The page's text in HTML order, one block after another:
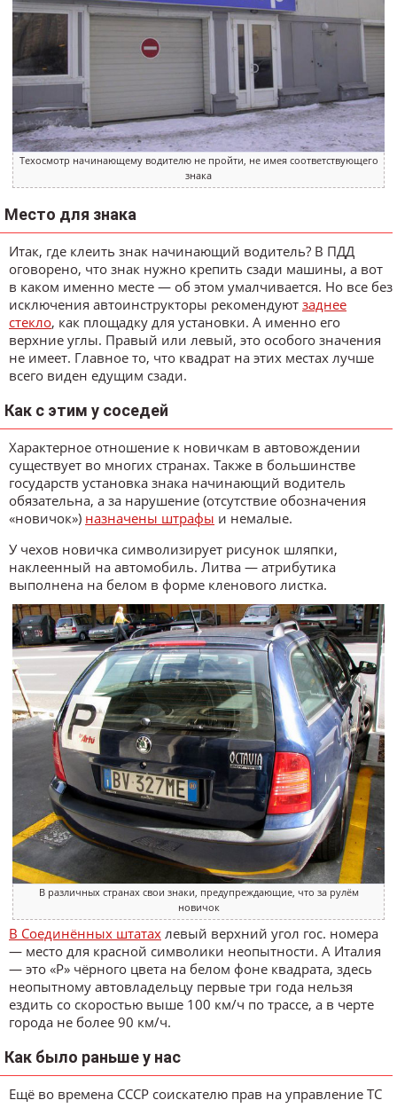
Техосмотр начинающему водителю не пройти, не имея соответствующего
знака
Место для знака
Итак, где клеить знак начинающий водитель? В ПДД
оговорено, что знак нужно крепить сзади машины, а вот
в каком именно месте — об этом умалчивается. Но все без
исключения автоинструкторы рекомендуют заднее
стекло, как площадку для установки. А именно его
верхние углы. Правый или левый, это особого значения
не имеет. Главное то, что квадрат на этих местах лучше
всего виден едущим сзади.
Как с этим у соседей
Характерное отношение к новичкам в автовождении
существует во многих странах. Также в большинстве
государств установка знака начинающий водитель
обязательна, а за нарушение (отсутствие обозначения
«новичок») назначены штрафы и немалые.
У чехов новичка символизирует рисунок шляпки,
наклеенный на автомобиль. Литва — атрибутика
выполнена на белом в форме кленового листка.
В различных странах свои знаки, предупреждающие, что за рулём
новичок
В Соединённых штатах левый верхний угол гос. номера
— место для красной символики неопытности. А Италия
— это «P» чёрного цвета на белом фоне квадрата, здесь
неопытному автовладельцу первые три года нельзя
ездить со скоростью выше 100 км/ч по трассе, а в черте
города не более 90 км/ч.
Как было раньше у нас
Ещё во времена СССР соискателю прав на управление ТС